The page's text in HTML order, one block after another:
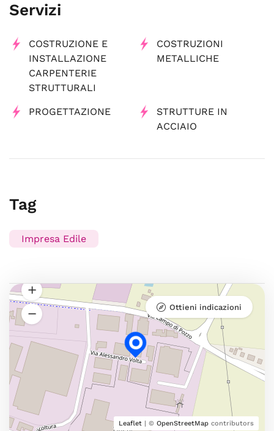
Servizi
COSTRUZIONE E
INSTALLAZIONE
CARPENTERIE
STRUTTURALI
COSTRUZIONI
METALLICHE
PROGETTAZIONE
STRUTTURE IN
ACCIAIO
Tag
Impresa Edile
Leaflet | © OpenStreetMap contributors
Ottieni indicazioni